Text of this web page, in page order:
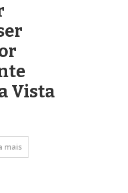
Vista
mais